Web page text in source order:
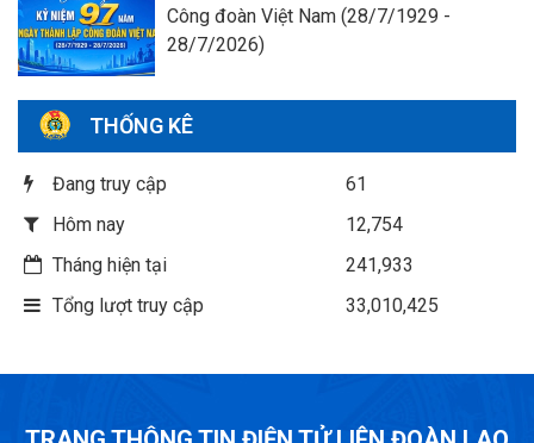
Công đoàn Việt Nam (28/7/1929 -
28/7/2026)
THỐNG KÊ
Đang truy cập
61
Hôm nay
12,754
Tháng hiện tại
241,933
Tổng lượt truy cập
33,010,425